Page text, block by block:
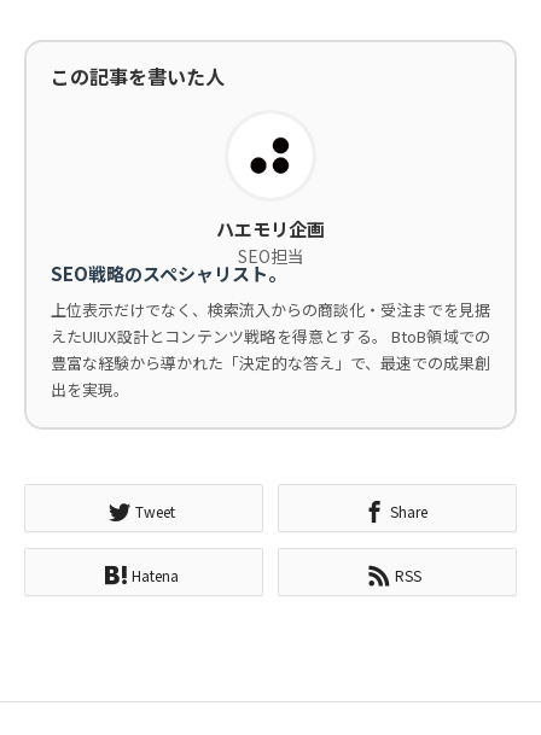
この記事を書いた人
ハエモリ企画
SEO担当
SEO戦略のスペシャリスト。
上位表示だけでなく、検索流入からの商談化・受注までを見据
えたUIUX設計とコンテンツ戦略を得意とする。 BtoB領域での
豊富な経験から導かれた「決定的な答え」で、最速での成果創
出を実現。
Tweet Share
Hatena RSS